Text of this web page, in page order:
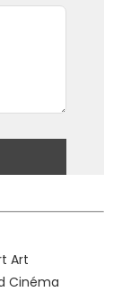
Art
Cinéma